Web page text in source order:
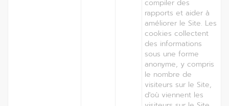
compiler des
rapports et aider à
améliorer le Site. Les
cookies collectent
des informations
sous une forme
anonyme, y compris
le nombre de
visiteurs sur le Site,
d'où viennent les